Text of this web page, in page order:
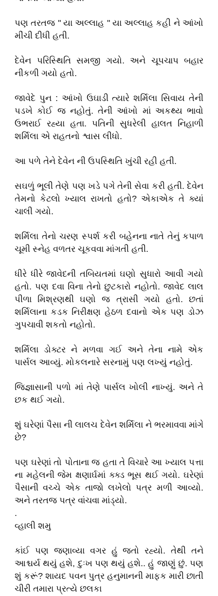
પણ તરતજ " યા અલ્લાહ " યા અલ્લાહ કહી ને આંખો
મીંચી દીધી હતી.
દેવેન પરિસ્થિતિ સમજી ગયો. અને ચૂપચાપ બહાર
નીકળી ગયો હતો.
જાવેદે પુન : આંખો ઉઘાડી ત્યારે શર્મિલા સિવાય તેની
પડખે કોઈ જ નહોતું. તેની આંખો માં અકથ્ય ભાવો
ઉભરાઈ રહ્યા હતા. પતિની સુધરેલી હાલત નિહાળી
શર્મિલા એ રાહતનો શ્વાસ લીધો.
આ પળે તેને દેવેન ની ઉપસ્થિતિ ખુંચી રહી હતી.
સઘળું ભૂલી તેણે પણ ખડે પગે તેની સેવા કરી હતી. દેવેન
તેમનો કેટલો ખ્યાલ રાખતો હતો? એકાએક તે ક્યાં
ચાલી ગયો.
શર્મિલા તેનો ચરણ સ્પર્શ કરી બહેનના નાતે તેનું કપાળ
ચૂમી સ્નેહ વળતર ચૂકવવા માંગતી હતી.
ધીરે ધીરે જાવેદની તબિયતમાં ઘણો સુધારો આવી ગયો
હતો. પણ દવા વિના તેનો છુટકારો નહોતો. જાવેદ લાલ
પીળા મિશ્રણથી ઘણો જ ત્રાસી ગયો હતો. છતાં
શર્મિલાના કડક નિરીક્ષણ હેઠળ દવાનો એક પણ ડોઝ
ગુપચાવી શકતો નહોતો.
શર્મિલા ડોક્ટર ને મળવા ગઈ અને તેના નામે એક
પાર્સલ આવ્યું. મોકલનારે સરનામું પણ લખ્યું નહોતું.
જિજ્ઞાસાની પળો માં તેણે પાર્સલ ખોલી નાખ્યું. અને તે
છક થઈ ગયો.
શું ઘરેણાં પૈસા ની લાલચ દેવેન શર્મિલા ને ભરમાવવા માંગે
છે?
પણ ઘરેણાં તો પોતાના જ હતા તે વિચારે આ ખ્યાલ પત્તા
ના મહેલની જેમ ક્ષણાર્ઘમાં ક્ક્ડ ભૂસ થઈ ગયો. ઘરેણાં
પૈસાની વચ્ચે એક તાજો લખેલો પત્ર મળી આવ્યો.
અને તરતજ પત્ર વાંચવા માંડ્યો.
.
વ્હાલી શમુ
કાંઈ પણ જણાવ્યા વગર હું જતો રહ્યો. તેથી તને
આશ્ચર્ય થયું હશે, દુઃખ પણ થયું હશે.. હું જાણું છું. પણ
શું કરૂં? શાયદ પવન પુત્ર હનુમાનની માફક મારી છાતી
ચીરી તમારા પ્રત્યે છલકા